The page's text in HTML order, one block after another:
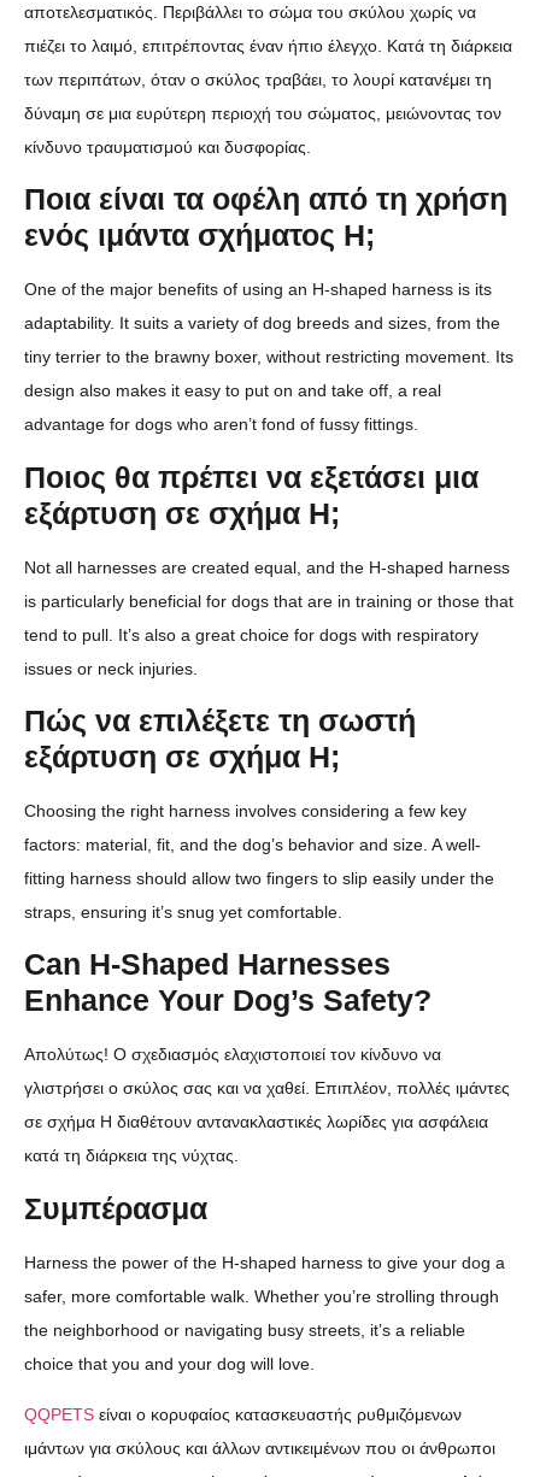
αποτελεσματικός. Περιβάλλει το σώμα του σκύλου χωρίς να
πιέζει το λαιμό, επιτρέποντας έναν ήπιο έλεγχο. Κατά τη διάρκεια
των περιπάτων, όταν ο σκύλος τραβάει, το λουρί κατανέμει τη
δύναμη σε μια ευρύτερη περιοχή του σώματος, μειώνοντας τον
κίνδυνο τραυματισμού και δυσφορίας.
Ποια είναι τα οφέλη από τη χρήση
ενός ιμάντα σχήματος H;
One of the major benefits of using an H-shaped harness is its
adaptability. It suits a variety of dog breeds and sizes, from the
tiny terrier to the brawny boxer, without restricting movement. Its
design also makes it easy to put on and take off, a real
advantage for dogs who aren’t fond of fussy fittings.
Ποιος θα πρέπει να εξετάσει μια
εξάρτυση σε σχήμα H;
Not all harnesses are created equal, and the H-shaped harness
is particularly beneficial for dogs that are in training or those that
tend to pull. It’s also a great choice for dogs with respiratory
issues or neck injuries.
Πώς να επιλέξετε τη σωστή
εξάρτυση σε σχήμα H;
Choosing the right harness involves considering a few key
factors: material, fit, and the dog’s behavior and size. A well-
fitting harness should allow two fingers to slip easily under the
straps, ensuring it’s snug yet comfortable.
Can H-Shaped Harnesses
Enhance Your Dog’s Safety?
Απολύτως! Ο σχεδιασμός ελαχιστοποιεί τον κίνδυνο να
γλιστρήσει ο σκύλος σας και να χαθεί. Επιπλέον, πολλές ιμάντες
σε σχήμα H διαθέτουν αντανακλαστικές λωρίδες για ασφάλεια
κατά τη διάρκεια της νύχτας.
Συμπέρασμα
Harness the power of the H-shaped harness to give your dog a
safer, more comfortable walk. Whether you’re strolling through
the neighborhood or navigating busy streets, it’s a reliable
choice that you and your dog will love.
QQPETS είναι ο κορυφαίος κατασκευαστής ρυθμιζόμενων
ιμάντων για σκύλους και άλλων αντικειμένων που οι άνθρωποι